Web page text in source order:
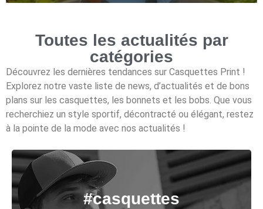
Toutes les actualités par
catégories
Découvrez les dernières tendances sur Casquettes Print !
Explorez notre vaste liste de news, d’actualités et de bons
plans sur les casquettes, les bonnets et les bobs. Que vous
recherchiez un style sportif, décontracté ou élégant, restez
à la pointe de la mode avec nos actualités !
#casquettes